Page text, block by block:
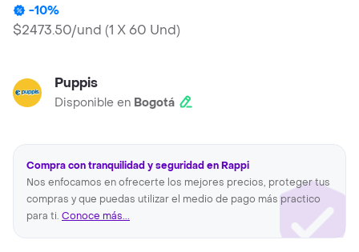
-10%
$2473.50/und (1 X 60 Und)
Puppis
Disponible en Bogotá
Compra con tranquilidad y seguridad en Rappi
Nos enfocamos en ofrecerte los mejores precios, proteger tus
compras y que puedas utilizar el medio de pago más practico
para ti. Conoce más...